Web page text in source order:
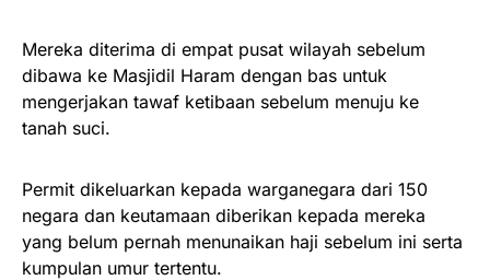
Mereka diterima di empat pusat wilayah sebelum
dibawa ke Masjidil Haram dengan bas untuk
mengerjakan tawaf ketibaan sebelum menuju ke
tanah suci.
Permit dikeluarkan kepada warganegara dari 150
negara dan keutamaan diberikan kepada mereka
yang belum pernah menunaikan haji sebelum ini serta
kumpulan umur tertentu.